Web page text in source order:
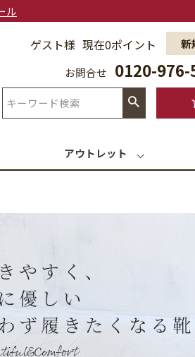
ル
ゲスト様 現在0ポイント 新
お問合せ
0120-976-
アウトレット